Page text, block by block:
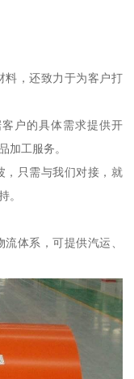
料，还致力于为客户打
户的具体需求提供开
加工服务。
，只需与我们对接，就
。
体系，可提供汽运、